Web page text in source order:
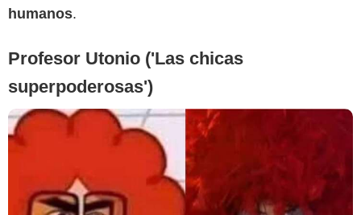
humanos.
Profesor Utonio ('Las chicas
superpoderosas')